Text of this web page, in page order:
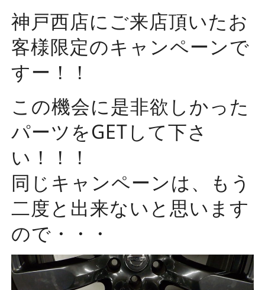
神戸西店にご来店頂いたお
客様限定のキャンペーンで
すー！！
この機会に是非欲しかった
パーツをGETして下さ
い！！！
同じキャンペーンは、もう
二度と出来ないと思います
ので・・・